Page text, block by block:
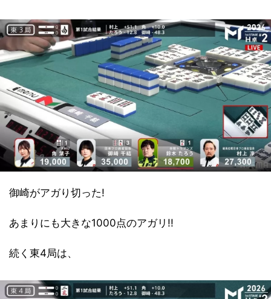
御崎がアガり切った!
あまりにも大きな1000点のアガリ!!
続く東4局は、